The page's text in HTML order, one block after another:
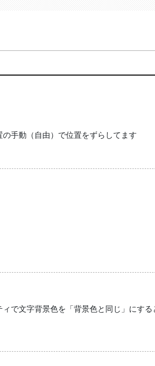
手動（自由）で位置をずらしてます
で文字背景色を「背景色と同じ」にする